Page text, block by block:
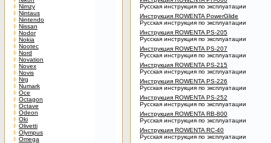
Nimzy
Nintaus
Nintendo
Nissan
Nodor
Nokia
Nootec
Nord
Novation
Novex
Novis
Nrg
Numark
Oce
Octagon
Octave
Odeon
Oki
Olivetti
Olympus
Omega
Русская инструкция по эксплуатации
Инструкция ROWENTA PowerGlide
Русская инструкция по эксплуатации
Инструкция ROWENTA PS-205
Русская инструкция по эксплуатации
Инструкция ROWENTA PS-207
Русская инструкция по эксплуатации
Инструкция ROWENTA PS-215
Русская инструкция по эксплуатации
Инструкция ROWENTA PS-226
Русская инструкция по эксплуатации
Инструкция ROWENTA PS-252
Русская инструкция по эксплуатации
Инструкция ROWENTA RB-800
Русская инструкция по эксплуатации
Инструкция ROWENTA RC-40
Русская инструкция по эксплуатации